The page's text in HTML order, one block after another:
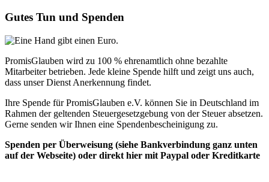
Gutes Tun und Spenden
PromisGlauben wird zu 100 % ehrenamtlich ohne bezahlte
Mitarbeiter betrieben. Jede kleine Spende hilft und zeigt uns auch,
dass unser Dienst Anerkennung findet.
Ihre Spende für PromisGlauben e.V. können Sie in Deutschland im
Rahmen der geltenden Steuergesetzgebung von der Steuer absetzen.
Gerne senden wir Ihnen eine Spendenbescheinigung zu.
Spenden per Überweisung (siehe Bankverbindung ganz unten
auf der Webseite) oder direkt hier mit Paypal oder Kreditkarte